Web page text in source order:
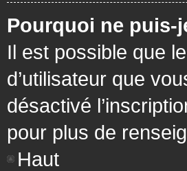
Pourquoi ne puis-
Il est possible que
d’utilisateur que
désactivé
pour plus de
Haut